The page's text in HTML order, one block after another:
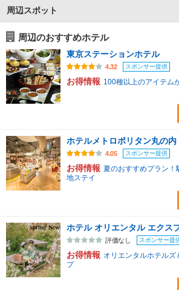
周辺スポット
周辺のおすすめホテル
東京ステーションホテル
4.32 スポンサー提供
お得情報 100種以上のアイテム
ホテルメトロポリタン丸の内
4.05 スポンサー提供
お得情報 夏のおすすめプラン！
地ステイ
ホテル オリエンタル エクス
評価なし スポンサー提
お得情報 オリエンタルホテルズ
プ